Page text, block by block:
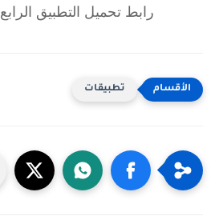
رابط تحميل التطبيق الرابع
تطبيقات